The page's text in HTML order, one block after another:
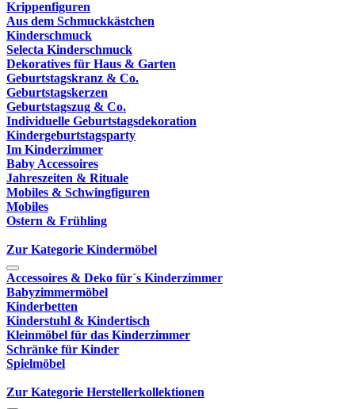
Krippenfiguren
Aus dem Schmuckkästchen
Kinderschmuck
Selecta Kinderschmuck
Dekoratives für Haus & Garten
Geburtstagskranz & Co.
Geburtstagskerzen
Geburtstagszug & Co.
Individuelle Geburtstagsdekoration
Kindergeburtstagsparty
Im Kinderzimmer
Baby Accessoires
Jahreszeiten & Rituale
Mobiles & Schwingfiguren
Mobiles
Ostern & Frühling
Zur Kategorie Kindermöbel
Accessoires & Deko für´s Kinderzimmer
Babyzimmermöbel
Kinderbetten
Kinderstuhl & Kindertisch
Kleinmöbel für das Kinderzimmer
Schränke für Kinder
Spielmöbel
Zur Kategorie Herstellerkollektionen